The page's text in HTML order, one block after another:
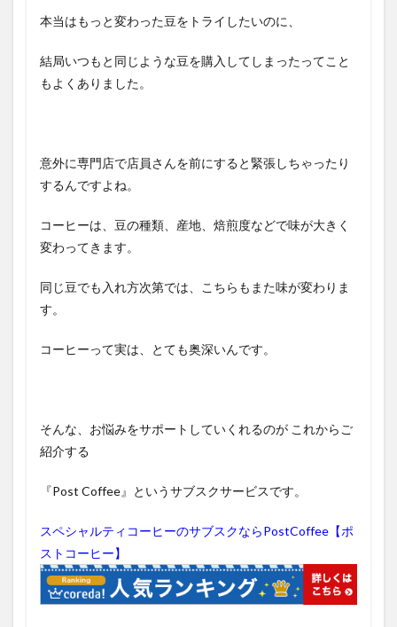
本当はもっと変わった豆をトライしたいのに、
結局いつもと同じような豆を購入してしまったってこと
もよくありました。
意外に専門店で店員さんを前にすると緊張しちゃったり
するんですよね。
コーヒーは、豆の種類、産地、焙煎度などで味が大きく
変わってきます。
同じ豆でも入れ方次第では、こちらもまた味が変わりま
す。
コーヒーって実は、とても奥深いんです。
そんな、お悩みをサポートしていくれるのが これからご
紹介する
『Post Coffee』というサブスクサービスです。
スペシャルティコーヒーのサブスクならPostCoffee【ポ
ストコーヒー】